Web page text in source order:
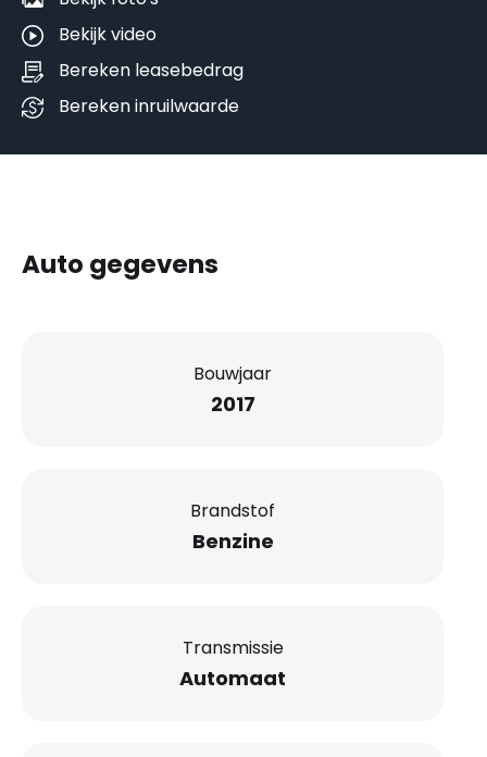
Bekijk video
Bereken leasebedrag
Bereken inruilwaarde
Auto gegevens
Bouwjaar
2017
Brandstof
Benzine
Transmissie
Automaat